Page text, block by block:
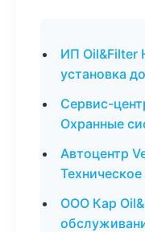
ИП
установка
Сервис-
Охранные
Автоцентр
ООО Кар